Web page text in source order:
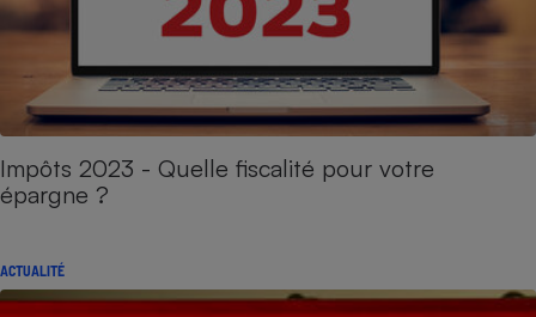
Impôts 2023 - Quelle fiscalité pour votre
épargne ?
ACTUALITÉ